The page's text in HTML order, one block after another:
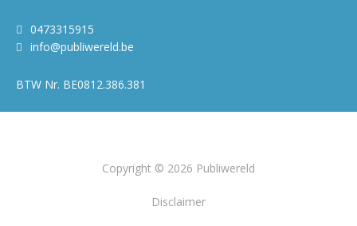
0473315915
info@publiwereld.be
BTW Nr. BE0812.386.381
Copyright © 2026 Publiwereld
Disclaimer